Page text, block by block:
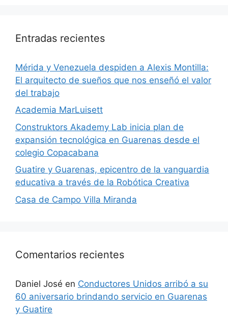
Entradas recientes
​Mérida y Venezuela despiden a Alexis Montilla:
El arquitecto de sueños que nos enseñó el valor
del trabajo
Academia MarLuisett
Construktors Akademy Lab inicia plan de
expansión tecnológica en Guarenas desde el
colegio Copacabana
Guatire y Guarenas, epicentro de la vanguardia
educativa a través de la Robótica Creativa
Casa de Campo Villa Miranda
Comentarios recientes
Daniel José en Conductores Unidos arribó a su
60 aniversario brindando servicio en Guarenas
y Guatire